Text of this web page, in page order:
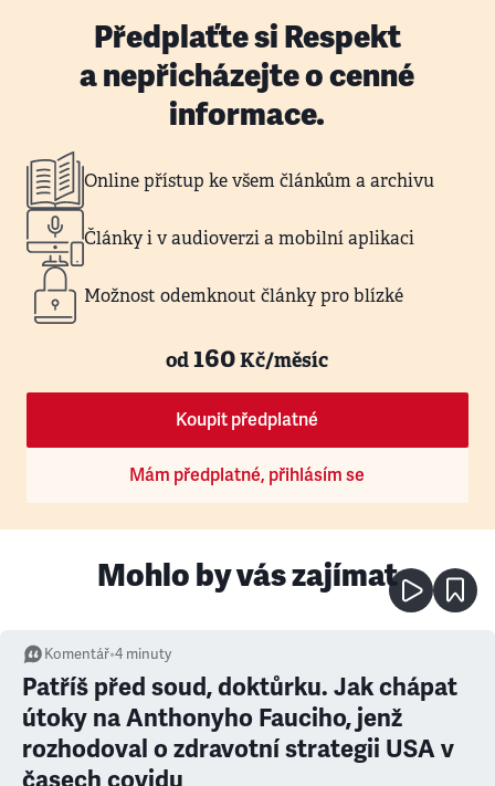
Předplaťte si Respekt
a nepřicházejte o cenné
informace.
Online přístup ke všem článkům a archivu
Články i v audioverzi a mobilní aplikaci
Možnost odemknout články pro blízké
od160Kč/měsíc
Koupit předplatné
Mám předplatné, přihlásím se
Mohlo by vás zajímat
Komentář•4 minuty
Patříš před soud, doktůrku. Jak chápat
útoky na Anthonyho Fauciho, jenž
rozhodoval o zdravotní strategii USA v
časech covidu